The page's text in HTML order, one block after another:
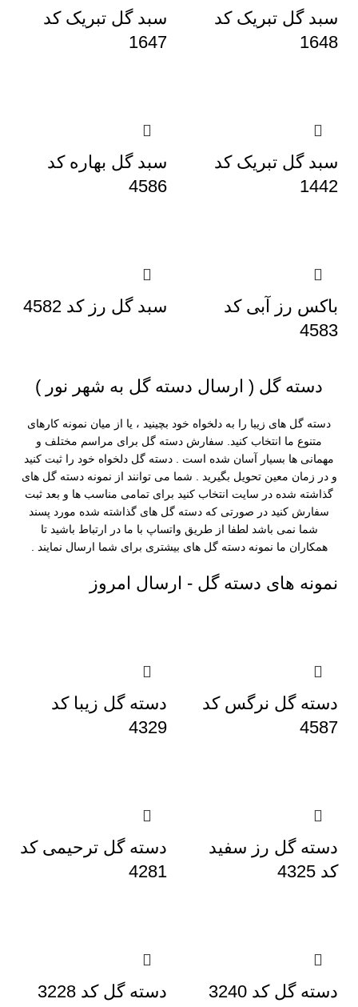
سبد گل تبریک کد
1648
سبد گل تبریک کد
1647
سبد گل تبریک کد
1442
سبد گل بهاره کد
4586
باکس رز آبی کد
4583
سبد گل رز کد 4582
دسته گل ( ارسال دسته گل به شهر نور )
دسته گل های زیبا را به دلخواه خود بچینید ، یا از میان نمونه کارهای
متنوع ما انتخاب کنید. سفارش دسته گل برای مراسم مختلف و
مهمانی ها بسیار آسان شده است . دسته گل دلخواه خود را ثبت کنید
و در زمان معین تحویل بگیرید . شما می توانند از نمونه دسته گل های
گذاشته شده در سایت انتخاب کنید برای تمامی مناسب ها و بعد ثبت
سفارش کنید در صورتی که دسته گل های گذاشته شده مورد پسند
شما نمی باشد لطفا ازطریق واتساپ با ما در ارتباط باشید تا
همکاران ما نمونه دسته گل های بیشتری برای شما ارسال نمایند .
نمونه های دسته گل - ارسال امروز
دسته گل نرگس کد
4587
دسته گل زیبا کد
4329
دسته گل رز سفید
کد 4325
دسته گل ترحیمی کد
4281
دسته گل کد 3240 دسته گل کد 3228